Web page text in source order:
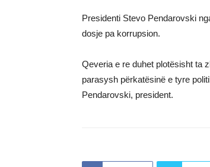
Presidenti Stevo Pendarovski
dosje pa korrupsion.
Qeveria e re duhet plotësisht ta
parasysh përkatësinë e tyre
Pendarovski, president.